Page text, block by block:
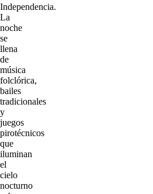
Independencia.
La
noche
se
llena
de
música
folclórica,
bailes
tradicionales
y
juegos
pirotécnicos
que
iluminan
el
cielo
nocturno